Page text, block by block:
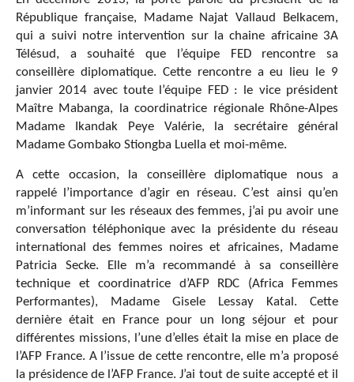
République française, Madame Najat Vallaud Belkacem,
qui a suivi notre intervention sur la chaine africaine 3A
Télésud, a souhaité que l’équipe FED rencontre sa
conseillère diplomatique. Cette rencontre a eu lieu le 9
janvier 2014 avec toute l’équipe FED : le vice président
Maître Mabanga, la coordinatrice régionale Rhône-Alpes
Madame Ikandak Peye Valérie, la secrétaire général
Madame Gombako Stiongba Luella et moi-même.
A cette occasion, la conseillère diplomatique nous a
rappelé l’importance d’agir en réseau. C’est ainsi qu’en
m’informant sur les réseaux des femmes, j’ai pu avoir une
conversation téléphonique avec la présidente du réseau
international des femmes noires et africaines, Madame
Patricia Secke. Elle m’a recommandé à sa conseillère
technique et coordinatrice d’AFP RDC (Africa Femmes
Performantes), Madame Gisele Lessay Katal. Cette
dernière était en France pour un long séjour et pour
différentes missions, l’une d’elles était la mise en place de
l’AFP France. A l’issue de cette rencontre, elle m’a proposé
la présidence de l’AFP France. J’ai tout de suite accepté et il